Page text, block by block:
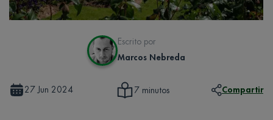
Escrito por
Marcos Nebreda
27 Jun 2024 7 minutos Compartir